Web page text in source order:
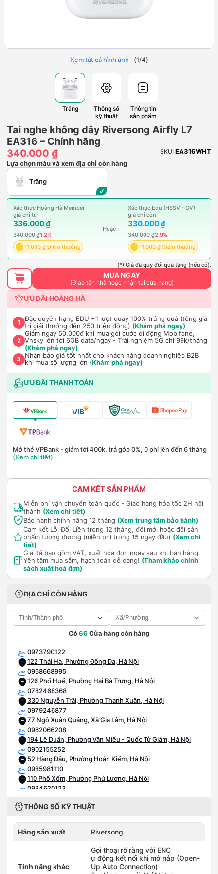
Xem tất cả hình ảnh (1/4)
Trắng
Thông số
kỹ thuật
Thông tin
sản phẩm
Tai nghe không dây Riversong Airfly L7
EA316 – Chính hãng
340.000 ₫
SKU: EA316WHT
Lựa chọn màu và xem địa chỉ còn hàng
Trắng
Xác thực Hoàng Hà Member
giá chỉ từ
336.000 ₫
340.000 ₫1.2%
+1.000 ₫ Điểm thưởng
Hoặc
Xác thực Edu (HSSV - GV)
giá chỉ còn
330.000 ₫
340.000 ₫2.9%
+1.000 ₫ Điểm thưởng
(*) Giá đã quy đổi quà tặng (nếu có).
MUA NGAY
(Giao tận nhà hoặc nhận tại cửa hàng)
ƯU ĐÃI HOÀNG HÀ
1
Đặc quyền hạng EDU +1 lượt quay 100% trúng quà (tổng giá
trị giải thưởng đến 250 triệu đồng) (Khám phá ngay)
2
Giảm ngay 50.000đ khi mua gói cước di động Mobifone,
Vnsky lên tới 6GB data/ngày - Trải nghiệm 5G chỉ 99k/tháng
(Khám phá ngay)
3
Nhận báo giá tốt nhất cho khách hàng doanh nghiệp B2B
khi mua số lượng lớn (Khám phá ngay)
ƯU ĐÃI THANH TOÁN
Mở thẻ VPBank - giảm tới 400k, trả góp 0%, 0 phí lên đến 6 tháng
(Xem chi tiết)
CAM KẾT SẢN PHẨM
Miễn phí vận chuyển toàn quốc - Giao hàng hỏa tốc 2H nội
thành (Xem chi tiết)
Bảo hành chính hãng 12 tháng (Xem trung tâm bảo hành)
Cam kết Lỗi Đổi Liền trong 12 tháng, đổi mới hoặc đổi sản
phẩm tương đương (miễn phí trong 15 ngày đầu) (Xem chi
tiết)
Giá đã bao gồm VAT, xuất hóa đơn ngay sau khi bán hàng.
Yên tâm mua sắm, hạch toán dễ dàng! (Tham khảo chính
sách xuất hoá đơn)
ĐỊA CHỈ CÒN HÀNG
Có66 Cửa hàng còn hàng
0973790122
122 Thái Hà, Phường Đống Đa, Hà Nội
0968668995
126 Phố Huế, Phường Hai Bà Trưng, Hà Nội
0782468368
330 Nguyễn Trãi, Phường Thanh Xuân, Hà Nội
0979246877
77 Ngô Xuân Quảng, Xã Gia Lâm, Hà Nội
0962066208
194 Lê Duẩn, Phường Văn Miếu - Quốc Tử Giám, Hà Nội
0902155252
52 Hàng Đậu, Phường Hoàn Kiếm, Hà Nội
0985981110
110 Phố Xốm, Phường Phú Lương, Hà Nội
0934620123
0886863938
0375966196
196 Quang Trung, Phường Hà Đông, Hà Nội
259 đường Lạc Long Quân, Phường Nghĩa Đô, Hà Nội
0915963222
THÔNG SỐ KỸ THUẬT
Hãng sản xuất Riversong
Tính năng khác
Gọi thoại rõ ràng với ENC
ự động kết nối khi mở nắp (Open-
Up Auto Connection)